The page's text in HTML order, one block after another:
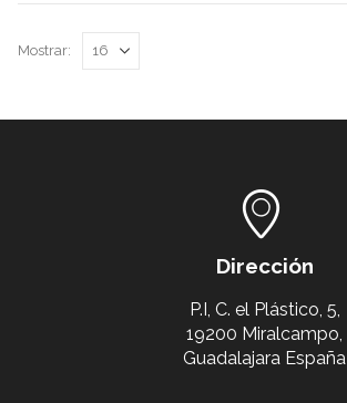
Mostrar:
Dirección
P.I, C. el Plástico, 5,
19200 Miralcampo,
Guadalajara España